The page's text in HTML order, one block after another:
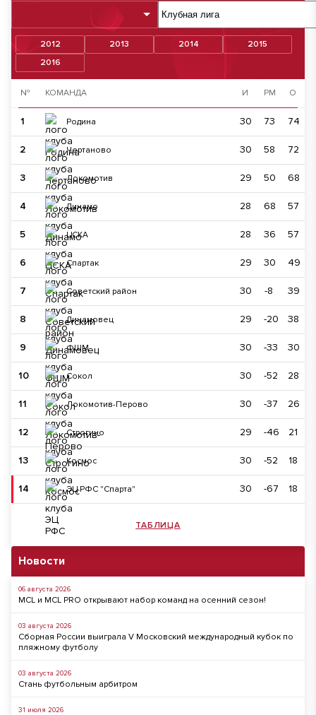
2012 2013 2014
2015
2016
№ КОМАНДА И РМ О
1 Родина 30 73 74
2 Чертаново 30 58 72
3 Локомотив 29 50 68
4 Динамо 28 68 57
5 ЦСКА 28 36 57
6 Спартак 29 30 49
7 Советский район 30 -8 39
8 Динамовец 29 -20 38
9 ФШМ 30 -33 30
10 Сокол 30 -52 28
11 Локомотив-Перово 30 -37 26
12 Строгино 29 -46 21
13 Космос 30 -52 18
14 ЭЦ РФС "Спарта" 30 -67 18
ТАБЛИЦА
Новости
06 августа 2026
MCL и MCL PRO открывают набор команд на осенний сезон!
03 августа 2026
Сборная России выиграла V Московский международный кубок по
пляжному футболу
03 августа 2026
Стань футбольным арбитром
31 июля 2026